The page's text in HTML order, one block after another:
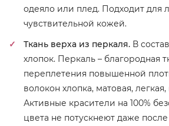
одеяло или плед. Подходит для
чувствительной кожей.
Ткань верха из перкаля. В
хлопок. Перкаль – благородная
переплетения повышенной
волокон хлопка, матовая,
Активные красители на 100%
цвета не потускнеют даже